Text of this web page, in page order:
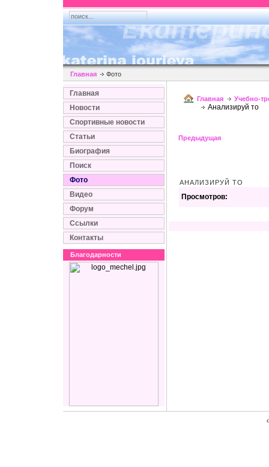
Главная Фото
Главная
Новости
Спортивные новости
Статьи
Биография
Поиск
Фото
Видео
Форум
Ссылки
Контакты
Благодарности
Главная Учебно-
Анализируй то
Предыдущая
АНАЛИЗИРУЙ ТО
Просмотров: